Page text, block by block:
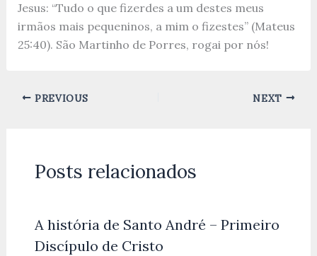
Jesus: “Tudo o que fizerdes a um destes meus
irmãos mais pequeninos, a mim o fizestes” (Mateus
25:40). São Martinho de Porres, rogai por nós!
PREVIOUS NEXT
Posts relacionados
A história de Santo André – Primeiro
Discípulo de Cristo